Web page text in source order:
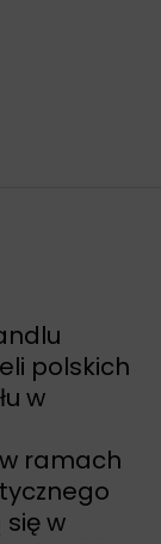
polskich
w
ramach
w